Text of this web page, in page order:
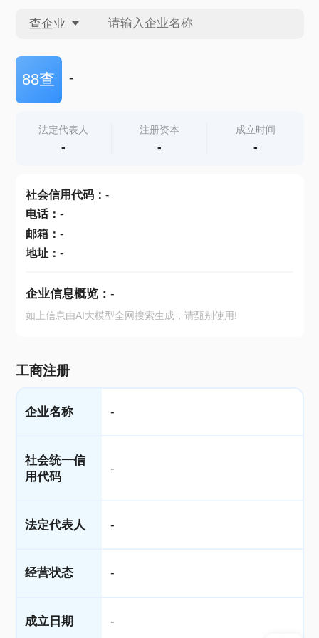
查企业
查企业
查产地
88查 -
法定代表人
-
注册资本
-
成立时间
-
社会信用代码： -
电话： -
邮箱： -
地址： -
企业信息概览： -
如上信息由AI大模型全网搜索生成，请甄别使用!
工商注册
企业名称 -
社会统一信
用代码
-
法定代表人 -
经营状态 -
成立日期 -